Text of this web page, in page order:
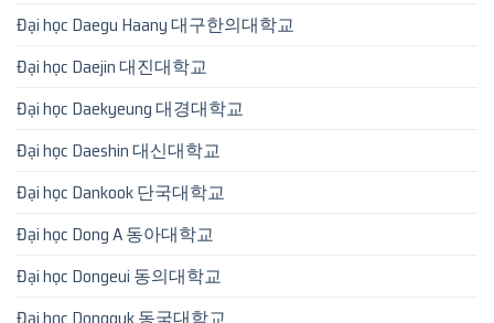
Đại học Daegu Haany 대구한의대학교
Đại học Daejin 대진대학교
Đại học Daekyeung 대경대학교
Đại học Daeshin 대신대학교
Đại học Dankook 단국대학교
Đại học Dong A 동아대학교
Đại học Dongeui 동의대학교